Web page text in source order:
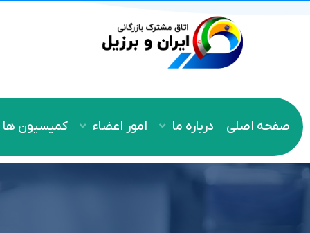
صفحه اصلی درباره ما امور اعضاء کمیسیون ها